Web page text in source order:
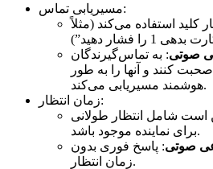
مسیریابی تماس:
کلید استفاده می‌کند (مثلاً
صوتی: به تماس‌گیرندگان
صحبت کنند و آنها را به طور
هوشمند مسیریابی می‌کند.
زمان انتظار:
شامل انتظار طولانی
برای نماینده موجود باشد.
صوتی: پاسخ فوری بدون
زمان انتظار.